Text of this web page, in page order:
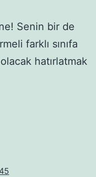
Senin bir de
farklı sınıfa
hatırlatmak